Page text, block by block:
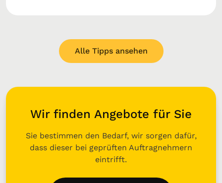
Alle Tipps ansehen
Wir finden Angebote für Sie
Sie bestimmen den Bedarf, wir sorgen dafür,
dass dieser bei geprüften Auftragnehmern
eintrifft.